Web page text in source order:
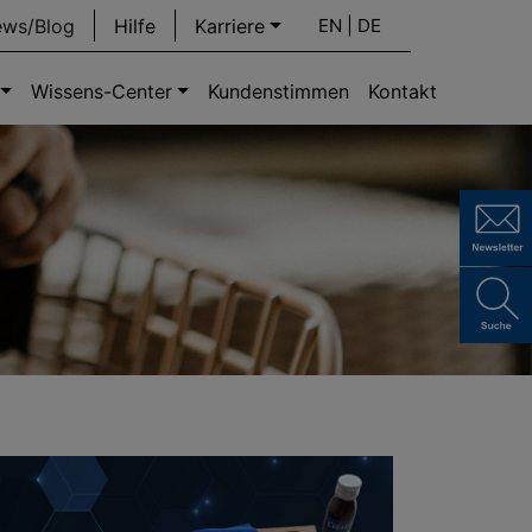
Blog Hilfe Karriere EN | DE
Wissens-Center Kundenstimmen Kontakt